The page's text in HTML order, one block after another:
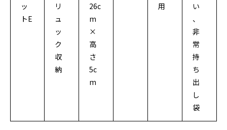
ッ
トE
リ
ュ
ッ
ク
収
納
26c
m
×
高
さ
5c
m
用
い
、
非
常
持
ち
出
し
袋